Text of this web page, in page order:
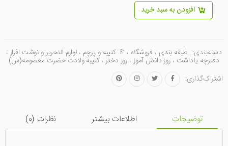
افزودن به سبد خرید
دسته‌بندی: طبقه بندی ، فروشگاه، 🚩 کتیبه و پرچم ،لوازم التحریر و نوشت افزار،
دفترچه یاداشت ،روز دانش آموز، روز دختر،کتیبه ولادت حضرت معصومه(س)
اشتراک‌گذاری:
توضیحات اطلاعات بیشتر نظرات (0
)